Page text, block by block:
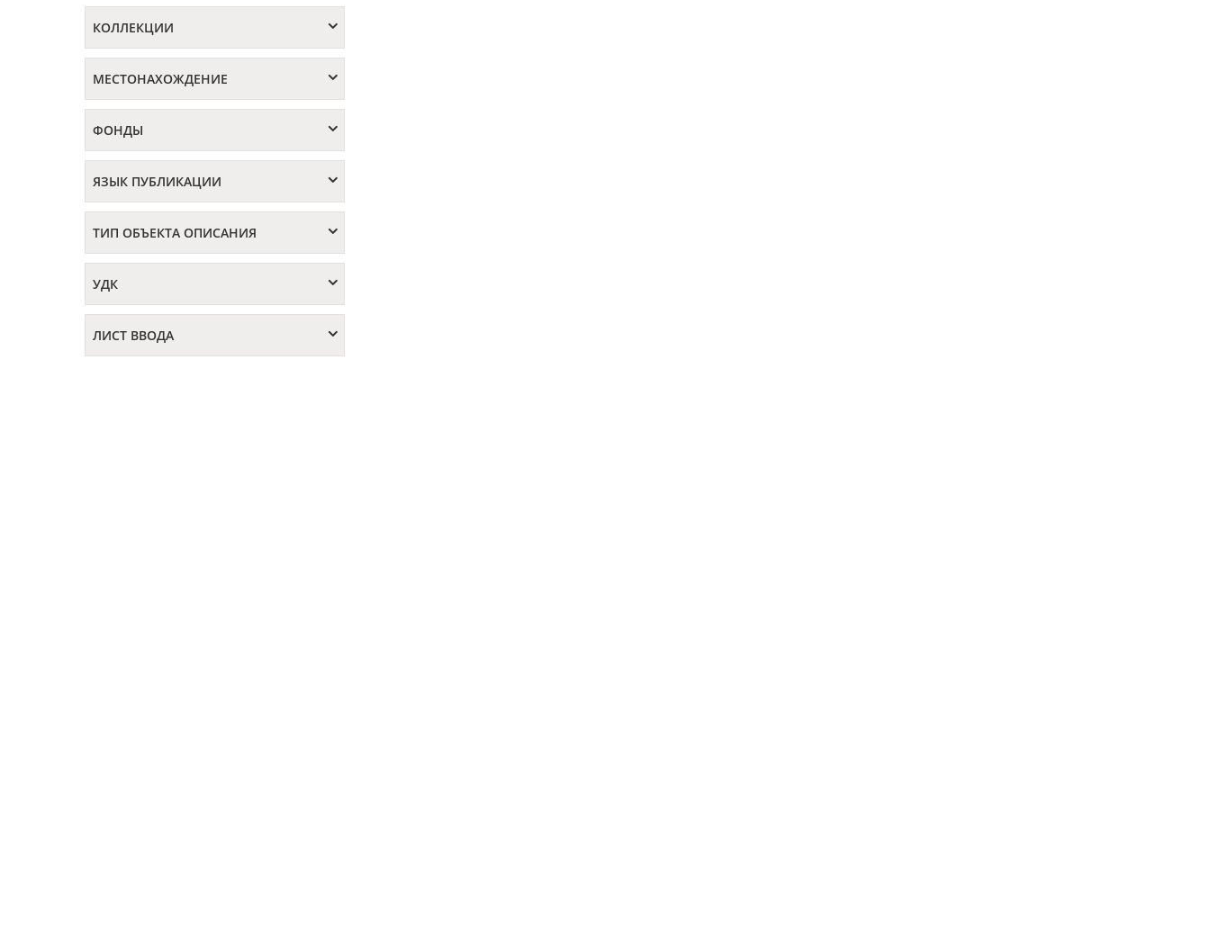
КОЛЛЕКЦИИ
МЕСТОНАХОЖДЕНИЕ
ФОНДЫ
ЯЗЫК ПУБЛИКАЦИИ
ТИП ОБЪЕКТА ОПИСАНИЯ
УДК
ЛИСТ ВВОДА